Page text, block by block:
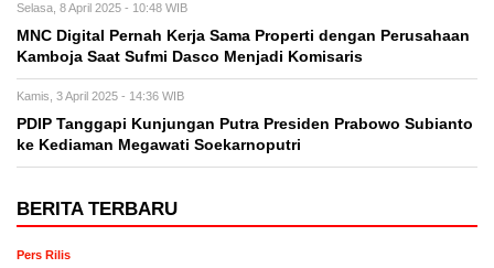
Selasa, 8 April 2025 - 10:48 WIB
MNC Digital Pernah Kerja Sama Properti dengan Perusahaan
Kamboja Saat Sufmi Dasco Menjadi Komisaris
Kamis, 3 April 2025 - 14:36 WIB
PDIP Tanggapi Kunjungan Putra Presiden Prabowo Subianto
ke Kediaman Megawati Soekarnoputri
BERITA TERBARU
Pers Rilis